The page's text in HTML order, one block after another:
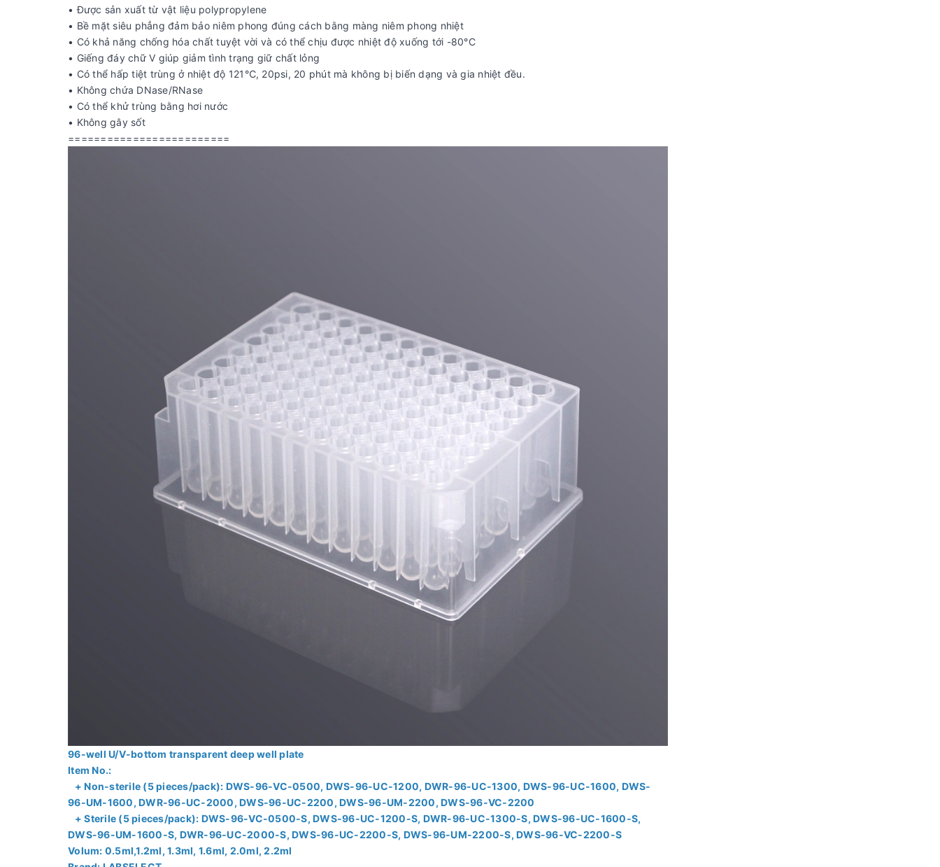
• Được sản xuất từ ​​vật liệu polypropylene
• Bề mặt siêu phẳng đảm bảo niêm phong đúng cách bằng màng niêm phong nhiệt
• Có khả năng chống hóa chất tuyệt vời và có thể chịu được nhiệt độ xuống tới -80°C
• Giếng đáy chữ V giúp giảm tình trạng giữ chất lỏng
• Có thể hấp tiệt trùng ở nhiệt độ 121℃, 20psi, 20 phút mà không bị biến dạng và gia nhiệt đều.
• Không chứa DNase/RNase
• Có thể khử trùng bằng hơi nước
• Không gây sốt
=========================
96-well U/V-bottom transparent deep well plate
Item No.:
+ Non-sterile (5 pieces/pack): DWS-96-VC-0500, DWS-96-UC-1200, DWR-96-UC-1300, DWS-96-UC-1600, DWS-
96-UM-1600, DWR-96-UC-2000, DWS-96-UC-2200, DWS-96-UM-2200, DWS-96-VC-2200
+ Sterile (5 pieces/pack): DWS-96-VC-0500-S, DWS-96-UC-1200-S, DWR-96-UC-1300-S, DWS-96-UC-1600-S,
DWS-96-UM-1600-S, DWR-96-UC-2000-S, DWS-96-UC-2200-S, DWS-96-UM-2200-S, DWS-96-VC-2200-S
Volum: 0.5ml,1.2ml, 1.3ml, 1.6ml, 2.0ml, 2.2ml